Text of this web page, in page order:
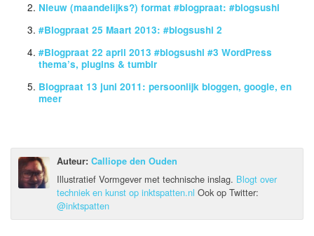
Nieuw (maandelijks?) format #blogpraat: #blogsushi
#Blogpraat 25 Maart 2013: #blogsushi 2
#Blogpraat 22 april 2013 #blogsushi #3 WordPress
thema’s, plugins & tumblr
Blogpraat 13 juni 2011: persoonlijk bloggen, google, en
meer
Auteur: Calliope den Ouden
Illustratief Vormgever met technische inslag. Blogt over
techniek en kunst op inktspatten.nl Ook op Twitter:
@inktspatten